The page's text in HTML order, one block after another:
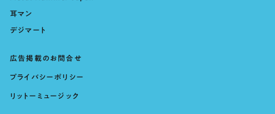
耳マン
デジマート
広告掲載のお問合せ
プライバシーポリシー
リットーミュージック